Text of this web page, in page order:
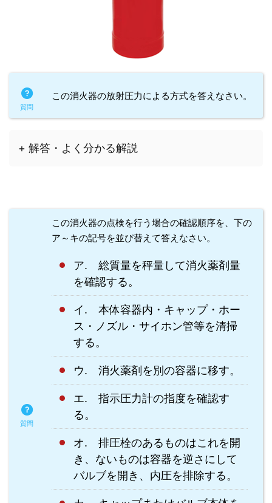
この消火器の放射圧力による方式を答えなさい。
+ 解答・よく分かる解説
この消火器の点検を行う場合の確認順序を、下の
ア～キの記号を並び替えて答えなさい。
ア. 総質量を秤量して消火薬剤量
を確認する。
イ. 本体容器内・キャップ・ホー
ス・ノズル・サイホン管等を清掃
する。
ウ. 消火薬剤を別の容器に移す。
エ. 指示圧力計の指度を確認す
る。
オ. 排圧栓のあるものはこれを開
き、ないものは容器を逆さにして
バルブを開き、内圧を排除する。